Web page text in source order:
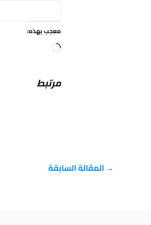
معجب بهذه:
جاري
مرتبط
→ المقالة السابقة